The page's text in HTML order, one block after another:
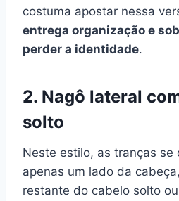
costuma apostar nessa
entrega organização e
perder a identidade.
2. Nagô lateral
solto
Neste estilo, as tranças se
apenas um lado da
restante do cabelo solto